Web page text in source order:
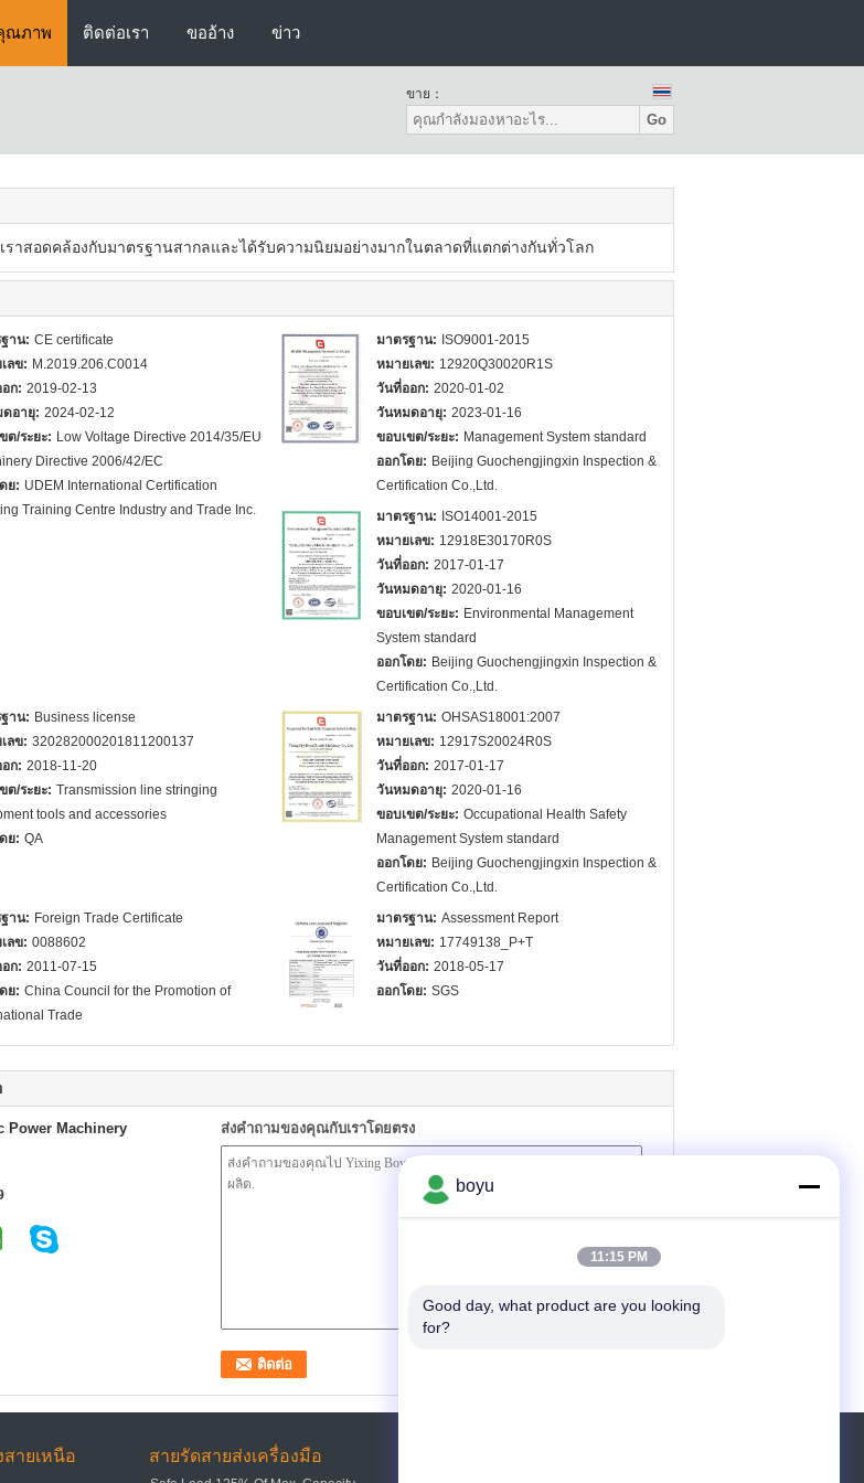
ณภาพ ติดต่อเรา ขออ้าง ข่าว
ขาย：
Go
าสอดคล้องกับมาตรฐานสากลและได้รับความนิยมอย่างมากในตลาดที่แตกต่างกันทั่วโลก
าน: CE certificate
ลข: M.2019.206.C0014
ก: 2019-02-13
อายุ: 2024-02-12
ต/ระยะ: Low Voltage Directive 2014/35/EU
Directive 2006/42/EC
ย: UDEM International Certification
Training Centre Industry and Trade Inc.
มาตรฐาน: ISO9001-2015
หมายเลข: 12920Q30020R1S
วันที่ออก: 2020-01-02
วันหมดอายุ: 2023-01-16
ขอบเขต/ระยะ: Management System standard
ออกโดย: Beijing Guochengjingxin Inspection &
Certification Co.,Ltd.
มาตรฐาน: ISO14001-2015
หมายเลข: 12918E30170R0S
วันที่ออก: 2017-01-17
วันหมดอายุ: 2020-01-16
ขอบเขต/ระยะ: Environmental Management
System standard
ออกโดย: Beijing Guochengjingxin Inspection &
Certification Co.,Ltd.
าน: Business license
ลข: 320282000201811200137
ก: 2018-11-20
ต/ระยะ: Transmission line stringing
tools and accessories
ย: QA
มาตรฐาน: OHSAS18001:2007
หมายเลข: 12917S20024R0S
วันที่ออก: 2017-01-17
วันหมดอายุ: 2020-01-16
ขอบเขต/ระยะ: Occupational Health Safety
Management System standard
ออกโดย: Beijing Guochengjingxin Inspection &
Certification Co.,Ltd.
าน: Foreign Trade Certificate
ลข: 0088602
ก: 2011-07-15
ย: China Council for the Promotion of
Trade
มาตรฐาน: Assessment Report
หมายเลข: 17749138_P+T
วันที่ออก: 2018-05-17
ออกโดย: SGS
Power Machinery
ส่งคำถามของคุณกับเราโดยตรง
ายเหนือ สายรัดสายส่งเครื่องมือ
boyu
11:15 PM
Good day, what product are you looking
for?